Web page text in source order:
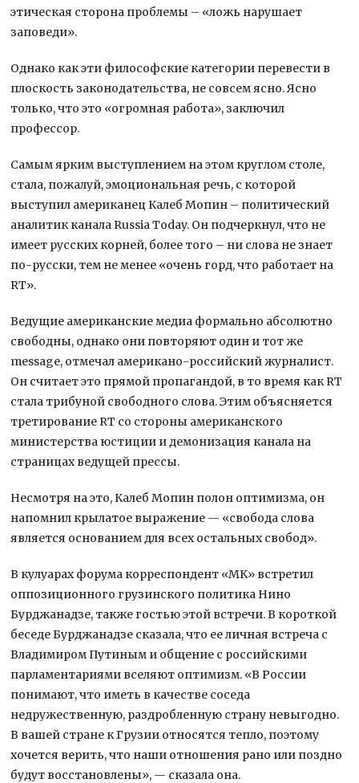
этическая сторона проблемы – «ложь нарушает
заповеди».
Однако как эти философские категории перевести в
плоскость законодательства, не совсем ясно. Ясно
только, что это «огромная работа», заключил
профессор.
Самым ярким выступлением на этом круглом столе,
стала, пожалуй, эмоциональная речь, с которой
выступил американец Калеб Мопин – политический
аналитик канала Russia Today. Он подчеркнул, что не
имеет русских корней, более того – ни слова не знает
по-русски, тем не менее «очень горд, что работает на
RT».
Ведущие американские медиа формально абсолютно
свободны, однако они повторяют один и тот же
message, отмечал американо-российский журналист.
Он считает это прямой пропагандой, в то время как RT
стала трибуной свободного слова. Этим объясняется
третирование RT со стороны американского
министерства юстиции и демонизация канала на
страницах ведущей прессы.
Несмотря на это, Калеб Мопин полон оптимизма, он
напомнил крылатое выражение — «свобода слова
является основанием для всех остальных свобод».
В кулуарах форума корреспондент «МК» встретил
оппозиционного грузинского политика Нино
Бурджанадзе, также гостью этой встречи. В короткой
беседе Бурджанадзе сказала, что ее личная встреча с
Владимиром Путиным и общение с российскими
парламентариями вселяют оптимизм. «В России
понимают, что иметь в качестве соседа
недружественную, раздробленную страну невыгодно.
В вашей стране к Грузии относятся тепло, поэтому
хочется верить, что наши отношения рано или поздно
будут восстановлены», — сказала она.